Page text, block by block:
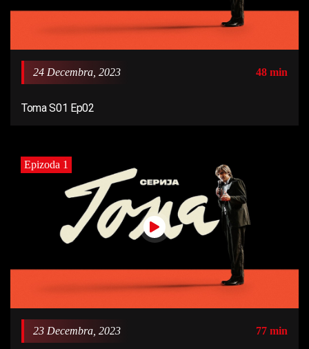
24 Decembra, 2023 48 min
Toma S01 Ep02
Epizoda 1
23 Decembra, 2023 77 min